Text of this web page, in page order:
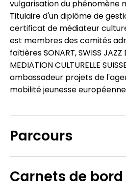
vulgarisation du phénomène
Titulaire d'un diplôme de
certificat de médiateur
est membres des comités
faîtières SONART, SWISS JAZZ
MEDIATION CULTURELLE
ambassadeur projets de
mobilité jeunesse européenne
Parcours
Carnets de bord